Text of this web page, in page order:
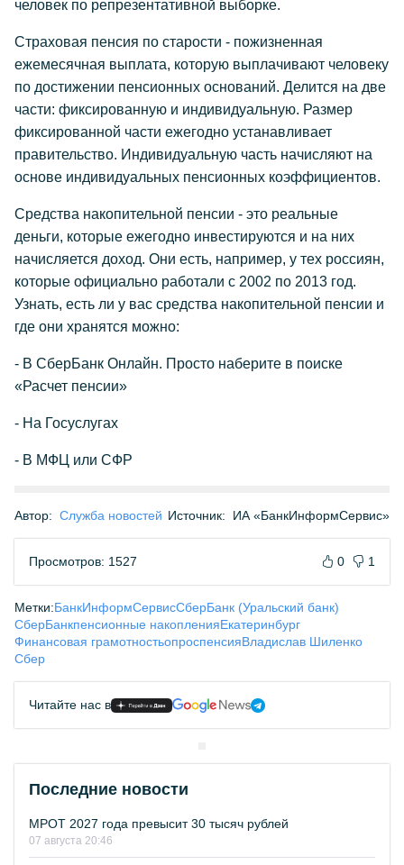
человек по репрезентативной выборке.
Страховая пенсия по старости - пожизненная
ежемесячная выплата, которую выплачивают человеку
по достижении пенсионных оснований. Делится на две
части: фиксированную и индивидуальную. Размер
фиксированной части ежегодно устанавливает
правительство. Индивидуальную часть начисляют на
основе индивидуальных пенсионных коэффициентов.
Средства накопительной пенсии - это реальные
деньги, которые ежегодно инвестируются и на них
начисляется доход. Они есть, например, у тех россиян,
которые официально работали с 2002 по 2013 год.
Узнать, есть ли у вас средства накопительной пенсии и
где они хранятся можно:
- В СберБанк Онлайн. Просто наберите в поиске
«Расчет пенсии»
- На Госуслугах
- В МФЦ или СФР
Автор: Служба новостей Источник: ИА «БанкИнформСервис»
Просмотров: 1527 0 1
Метки:БанкИнформСервисСберБанк (Уральский банк)
СберБанкпенсионные накопленияЕкатеринбург
Финансовая грамотностьопроспенсияВладислав Шиленко
Сбер
Читайте нас в
Последние новости
МРОТ 2027 года превысит 30 тысяч рублей
07 августа 20:46